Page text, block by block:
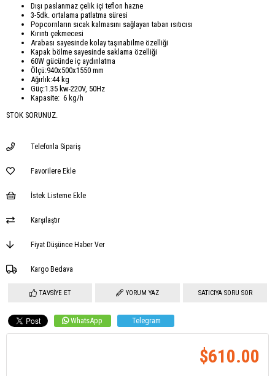
Dışı paslanmaz çelik içi teflon hazne
3-5dk. ortalama patlatma süresi
Popcornların sıcak kalmasını sağlayan taban ısıtıcısı
Kırıntı çekmecesi
Arabası sayesinde kolay taşınabilme özelliği
Kapak bölme sayesinde saklama özelliği
60W gücünde iç aydınlatma
Ölçü:940x500x1550 mm
Ağırlık:44 kg
Güç:1.35 kw-220V, 50Hz
Kapasite: 6 kg/h
STOK SORUNUZ.
Telefonla Sipariş
Favorilere Ekle
İstek Listeme Ekle
Karşılaştır
Fiyat Düşünce Haber Ver
Kargo Bedava
TAVSIYE ET YORUM YAZ SATICIYA SORU SOR
WhatsApp Telegram
$610.00